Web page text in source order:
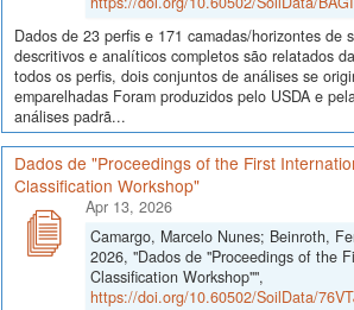
Dados de 23 perfis e 171 camadas/horizontes de
descritivos e analíticos completos são relatados
todos os perfis, dois conjuntos de análises se
emparelhadas Foram produzidos pelo USDA e
análises padrã...
Dados de "Proceedings of the First
Classification Workshop"
Apr 13, 2026
Camargo, Marcelo Nunes; Beinroth,
2026, "Dados de "Proceedings of the
Classification Workshop"",
https://doi.org/10.60502/SoilData/